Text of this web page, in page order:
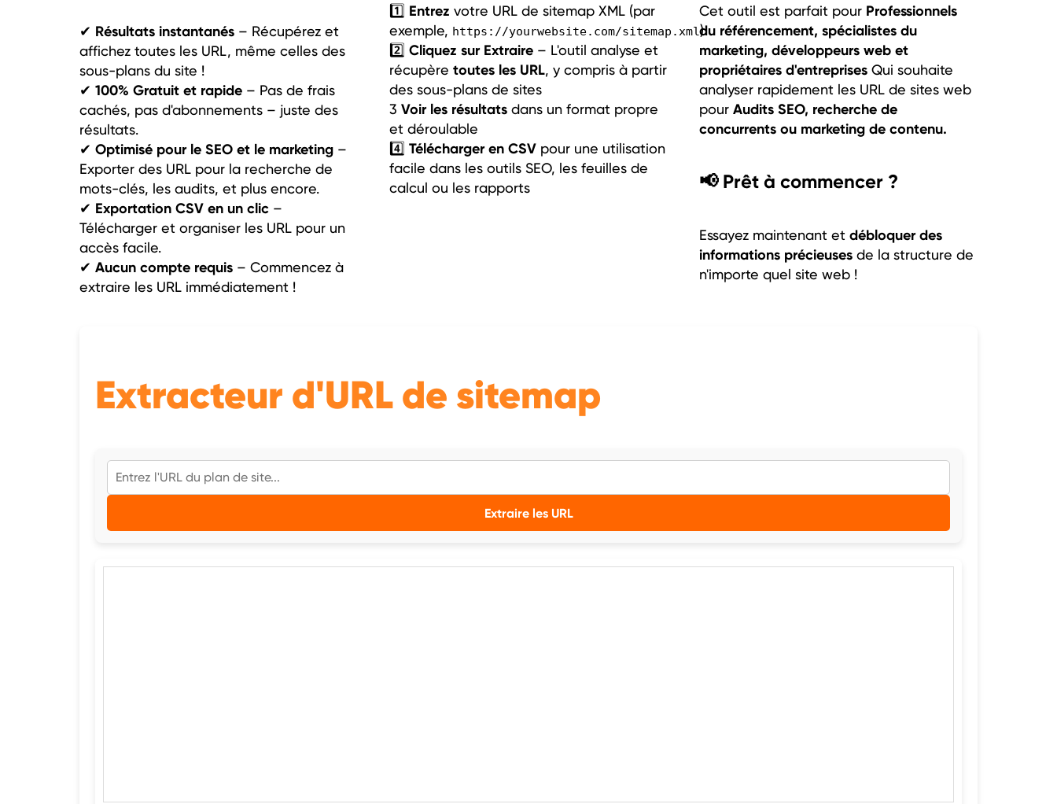
✔ Résultats instantanés – Récupérez et
affichez toutes les URL, même celles des
sous-plans du site !
✔100% Gratuit et rapide – Pas de frais
cachés, pas d'abonnements – juste des
résultats.
✔Optimisé pour le SEO et le marketing –
Exporter des URL pour la recherche de
mots-clés, les audits, et plus encore.
✔ Exportation CSV en un clic –
Télécharger et organiser les URL pour un
accès facile.
✔Aucun compte requis – Commencez à
extraire les URL immédiatement !
1️⃣ Entrez votre URL de sitemap XML (par
exemple, https://yourwebsite.com/sitemap.xml)
2️⃣Cliquez sur Extraire – L'outil analyse et
récupèretoutes les URL, y compris à partir
des sous-plans de sites
3Voir les résultats dans un format propre
et déroulable
4️⃣Télécharger en CSV pour une utilisation
facile dans les outils SEO, les feuilles de
calcul ou les rapports
Cet outil est parfait pour Professionnels
du référencement, spécialistes du
marketing, développeurs web et
propriétaires d'entreprisesQui souhaite
analyser rapidement les URL de sites web
pour Audits SEO, recherche de
concurrents ou marketing de contenu.
📢 Prêt à commencer ?
Essayez maintenant et débloquer des
informations précieusesde la structure de
n'importe quel site web !
Extracteur d'URL de sitemap
Extraire les URL